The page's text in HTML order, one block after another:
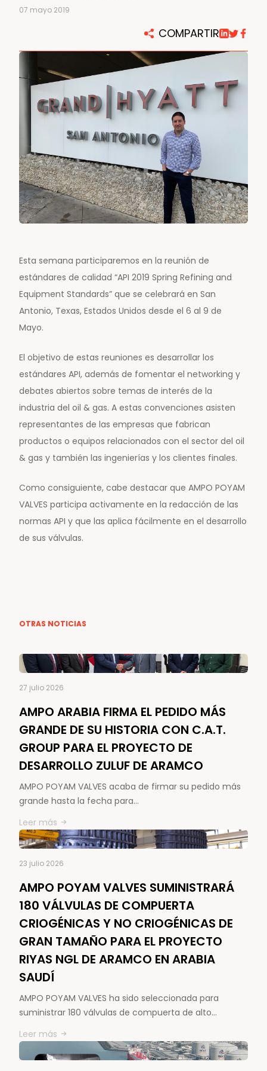
07 mayo 2019
COMPARTIR
Esta semana participaremos en la reunión de
estándares de calidad “API 2019 Spring Refining and
Equipment Standards” que se celebrará en San
Antonio, Texas, Estados Unidos desde el 6 al 9 de
Mayo.
El objetivo de estas reuniones es desarrollar los
estándares API, además de fomentar el networking y
debates abiertos sobre temas de interés de la
industria del oil & gas. A estas convenciones asisten
representantes de las empresas que fabrican
productos o equipos relacionados con el sector del oil
& gas y también las ingenierías y los clientes finales.
Como consiguiente, cabe destacar que AMPO POYAM
VALVES participa activamente en la redacción de las
normas API y que las aplica fácilmente en el desarrollo
de sus válvulas.
OTRAS NOTICIAS
27 julio 2026
AMPO ARABIA FIRMA EL PEDIDO MÁS
GRANDE DE SU HISTORIA CON C.A.T.
GROUP PARA EL PROYECTO DE
DESARROLLO ZULUF DE ARAMCO
AMPO POYAM VALVES acaba de firmar su pedido más
grande hasta la fecha para…
Leer más
23 julio 2026
AMPO POYAM VALVES SUMINISTRARÁ
180 VÁLVULAS DE COMPUERTA
CRIOGÉNICAS Y NO CRIOGÉNICAS DE
GRAN TAMAÑO PARA EL PROYECTO
RIYAS NGL DE ARAMCO EN ARABIA
SAUDÍ
AMPO POYAM VALVES ha sido seleccionada para
suministrar 180 válvulas de compuerta de alto…
Leer más